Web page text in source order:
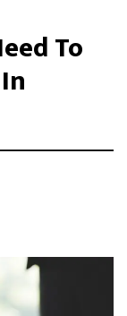
To